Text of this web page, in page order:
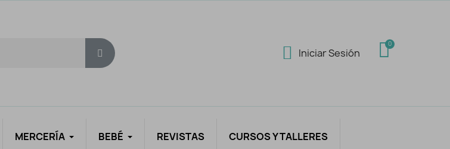
Iniciar Sesión
MERCERÍA BEBÉ REVISTAS CURSOS Y TALLERES